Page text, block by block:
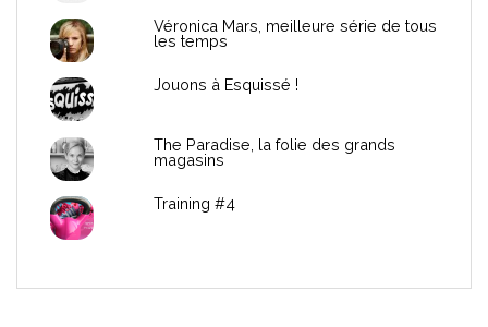
Véronica Mars, meilleure série de tous
les temps
Jouons à Esquissé !
The Paradise, la folie des grands
magasins
Training #4